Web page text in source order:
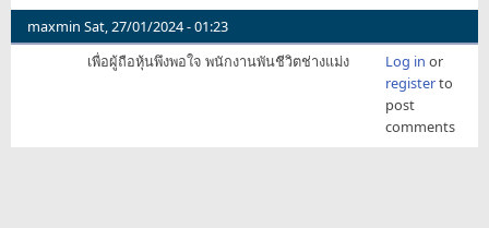
maxmin Sat, 27/01/2024 - 01:23
เพื่อผู้ถือหุ้นพึงพอใจ พนักงานพันชีวิตช่างแม่ง
Log in or
registerto
post
comments